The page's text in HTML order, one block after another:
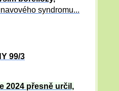
syndromu...
99/3
2024 přesně určil,